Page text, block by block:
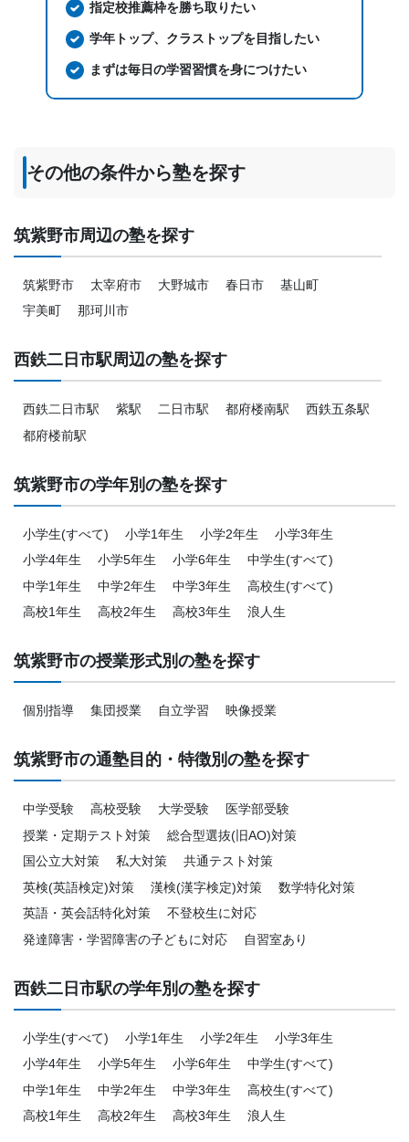
指定校推薦枠を勝ち取りたい
学年トップ、クラストップを目指したい
まずは毎日の学習習慣を身につけたい
その他の条件から塾を探す
筑紫野市周辺の塾を探す
筑紫野市 太宰府市 大野城市 春日市
基山町
宇美町
那珂川市
西鉄二日市駅周辺の塾を探す
西鉄二日市駅 紫駅 二日市駅 都府楼南駅
西鉄五条駅
都府楼前駅
筑紫野市の学年別の塾を探す
小学生(すべて) 小学1年生 小学2年生
小学3年生
小学4年生
小学5年生 小学6年生
中学生(すべて)
中学1年生
中学2年生 中学3年生
高校生(すべて)
高校1年生
高校2年生 高校3年生 浪人生
筑紫野市の授業形式別の塾を探す
個別指導 集団授業 自立学習 映像授業
筑紫野市の通塾目的・特徴別の塾を探す
中学受験 高校受験 大学受験
医学部受験
授業・定期テスト対策
総合型選抜(旧AO)対策
国公立大対策
私大対策
共通テスト対策
英検(英語検定)対策
漢検(漢字検定)対策
数学特化対策
英語・英会話特化対策
不登校生に対応
発達障害・学習障害の子どもに対応
自習室あり
西鉄二日市駅の学年別の塾を探す
小学生(すべて) 小学1年生 小学2年生
小学3年生
小学4年生
小学5年生 小学6年生
中学生(すべて)
中学1年生
中学2年生 中学3年生
高校生(すべて)
高校1年生
高校2年生 高校3年生 浪人生